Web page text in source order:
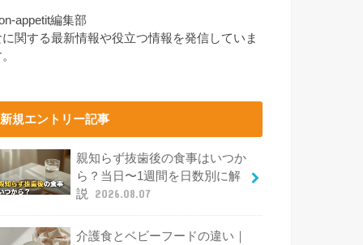
appetit編集部
に関する最新情報や役立つ情報を発信していま
新規エントリー記事
親知らず抜歯後の食事はいつか
ら？当日〜1週間を日数別に解
説
2026.08.07
介護食とベビーフードの違い｜